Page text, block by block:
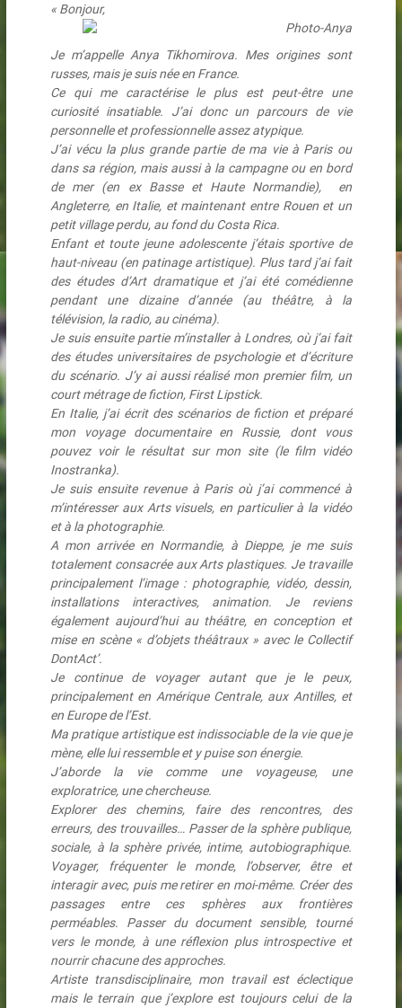
« Bonjour,
Je m’appelle Anya Tikhomirova. Mes origines sont
russes, mais je suis née en France.
Ce qui me caractérise le plus est peut-être une
curiosité insatiable. J’ai donc un parcours de vie
personnelle et professionnelle assez atypique.
J’ai vécu la plus grande partie de ma vie à Paris ou
dans sa région, mais aussi à la campagne ou en bord
de mer (en ex Basse et Haute Normandie), en
Angleterre, en Italie, et maintenant entre Rouen et un
petit village perdu, au fond du Costa Rica.
Enfant et toute jeune adolescente j’étais sportive de
haut-niveau (en patinage artistique). Plus tard j’ai fait
des études d’Art dramatique et j’ai été comédienne
pendant une dizaine d’année (au théâtre, à la
télévision, la radio, au cinéma).
Je suis ensuite partie m’installer à Londres, où j’ai fait
des études universitaires de psychologie et d’écriture
du scénario. J’y ai aussi réalisé mon premier film, un
court métrage de fiction, First Lipstick.
En Italie, j’ai écrit des scénarios de fiction et préparé
mon voyage documentaire en Russie, dont vous
pouvez voir le résultat sur mon site (le film vidéo
Inostranka).
Je suis ensuite revenue à Paris où j’ai commencé à
m’intéresser aux Arts visuels, en particulier à la vidéo
et à la photographie.
A mon arrivée en Normandie, à Dieppe, je me suis
totalement consacrée aux Arts plastiques. Je travaille
principalement l’image : photographie, vidéo, dessin,
installations interactives, animation. Je reviens
également aujourd’hui au théâtre, en conception et
mise en scène « d’objets théâtraux » avec le Collectif
DontAct’.
Je continue de voyager autant que je le peux,
principalement en Amérique Centrale, aux Antilles, et
en Europe de l’Est.
Ma pratique artistique est indissociable de la vie que je
mène, elle lui ressemble et y puise son énergie.
J’aborde la vie comme une voyageuse, une
exploratrice, une chercheuse.
Explorer des chemins, faire des rencontres, des
erreurs, des trouvailles… Passer de la sphère publique,
sociale, à la sphère privée, intime, autobiographique.
Voyager, fréquenter le monde, l’observer, être et
interagir avec, puis me retirer en moi-même. Créer des
passages entre ces sphères aux frontières
perméables. Passer du document sensible, tourné
vers le monde, à une réflexion plus introspective et
nourrir chacune des approches.
Artiste transdisciplinaire, mon travail est éclectique
mais le terrain que j’explore est toujours celui de la